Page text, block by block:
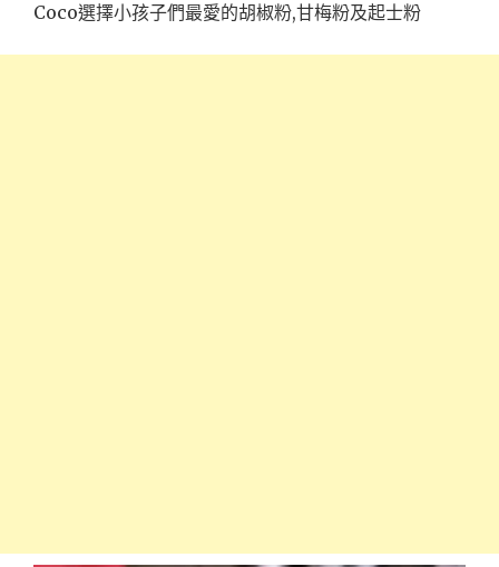
Coco選擇小孩子們最愛的胡椒粉,甘梅粉及起士粉